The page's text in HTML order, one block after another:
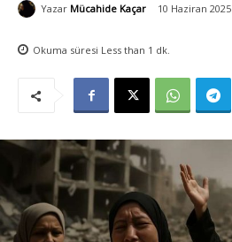
Yazar Mücahide Kaçar 10 Haziran 2025
Okuma süresi Less than 1 dk.